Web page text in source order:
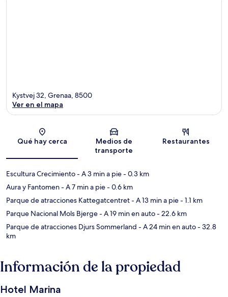
Sección del mapa
Kystvej 32, Grenaa, 8500
Ver en el mapa
Qué hay cerca
Medios de
transporte
Restaurantes
Escultura Crecimiento- A 3 min a pie- 0.3 km
Aura y Fantomen- A 7 min a pie- 0.6 km
Parque de atracciones Kattegatcentret- A 13 min a pie- 1.1 km
Parque Nacional Mols Bjerge- A 19 min en auto- 22.6 km
Parque de atracciones Djurs Sommerland - A 24 min en auto- 32.8
km
Información de la propiedad
Hotel Marina